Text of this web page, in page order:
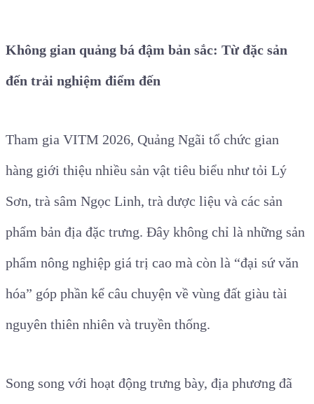
Không gian quảng bá đậm bản sắc: Từ đặc sản
đến trải nghiệm điểm đến
Tham gia VITM 2026, Quảng Ngãi tổ chức gian
hàng giới thiệu nhiều sản vật tiêu biểu như tỏi Lý
Sơn, trà sâm Ngọc Linh, trà dược liệu và các sản
phẩm bản địa đặc trưng. Đây không chỉ là những sản
phẩm nông nghiệp giá trị cao mà còn là “đại sứ văn
hóa” góp phần kể câu chuyện về vùng đất giàu tài
nguyên thiên nhiên và truyền thống.
Song song với hoạt động trưng bày, địa phương đã